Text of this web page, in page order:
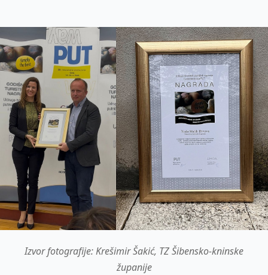
Izvor fotografije: Krešimir Šakić, TZ Šibensko-kninske
županije